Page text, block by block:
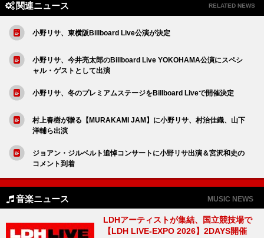
関連ニュース RELATED NEWS
小野リサ、東横阪Billboard Live公演が決定
小野リサ、今井亮太郎のBillboard Live YOKOHAMA公演にスペシ
ャル・ゲストとして出演
小野リサ、冬のプレミアムステージをBillboard Liveで開催決定
村上春樹が贈る【MURAKAMI JAM】に小野リサ、村治佳織、山下
洋輔ら出演
ジョアン・ジルベルト追悼コンサートに小野リサ出演＆宮沢和史の
コメント到着
音楽ニュース MUSIC NEWS
LDHアーティストが集結、国立競技場で
【LDH LIVE-EXPO 2026】2DAYS開催